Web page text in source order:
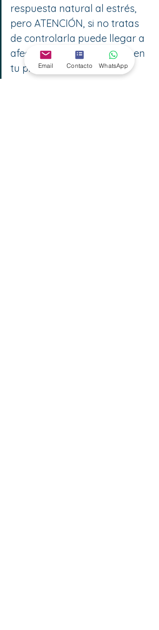
respuesta natural al estrés,
pero ATENCIÓN, si no tratas
de controlarla puede llegar a
afectar de forma negativa en
tu proceso.
Email Contacto WhatsApp